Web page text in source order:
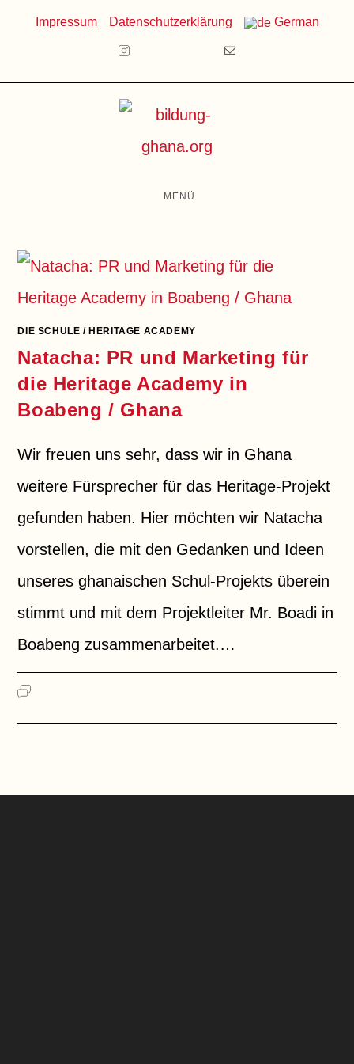
Impressum Datenschutzerklärung German
MENÜ
DIE SCHULE /HERITAGE ACADEMY
Natacha: PR und Marketing für
die Heritage Academy in
Boabeng / Ghana
Wir freuen uns sehr, dass wir in Ghana
weitere Fürsprecher für das Heritage-Projekt
gefunden haben. Hier möchten wir Natacha
vorstellen, die mit den Gedanken und Ideen
unseres ghanaischen Schul-Projekts überein
stimmt und mit dem Projektleiter Mr. Boadi in
Boabeng zusammenarbeitet.…